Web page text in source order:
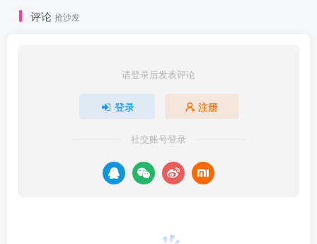
评论 抢沙发
请登录后发表评论
登录 注册
社交账号登录